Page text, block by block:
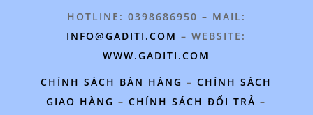
HOTLINE: 0398686950 – MAIL:
INFO@GADITI.COM – WEBSITE:
WWW.GADITI.COM
CHÍNH SÁCH BÁN HÀNG –CHÍNH SÁCH
GIAO HÀNG –CHÍNH SÁCH ĐỔI TRẢ –